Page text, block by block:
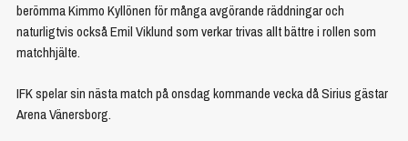
berömma Kimmo Kyllönen för många avgörande räddningar och
naturligtvis också Emil Viklund som verkar trivas allt bättre i rollen som
matchhjälte.
IFK spelar sin nästa match på onsdag kommande vecka då Sirius gästar
Arena Vänersborg.